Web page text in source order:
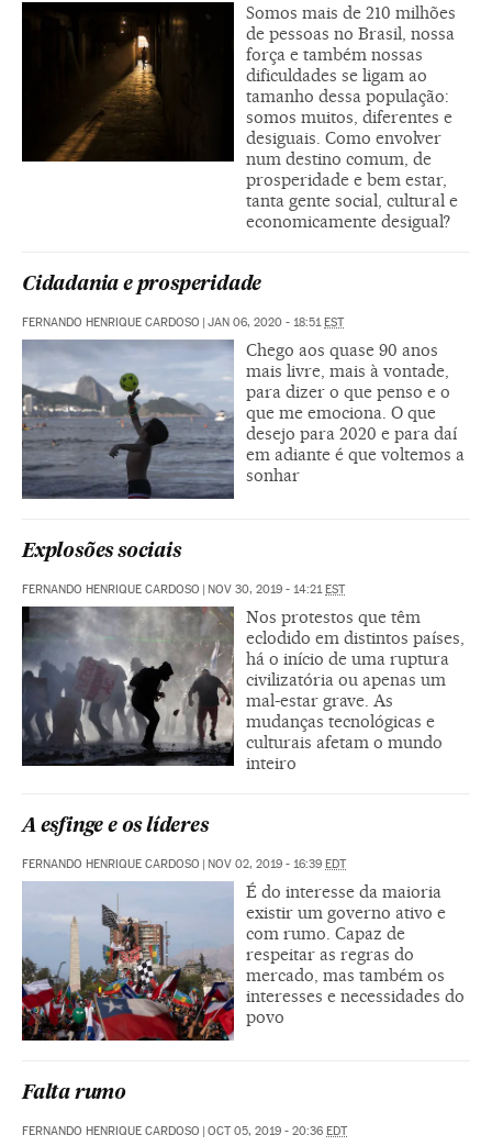
Somos mais de 210 milhões
de pessoas no Brasil, nossa
força e também nossas
dificuldades se ligam ao
tamanho dessa população:
somos muitos, diferentes e
desiguais. Como envolver
num destino comum, de
prosperidade e bem estar,
tanta gente social, cultural e
economicamente desigual?
Cidadania e prosperidade
FERNANDO HENRIQUE CARDOSO | JAN 06, 2020 - 18:51EST
Chego aos quase 90 anos
mais livre, mais à vontade,
para dizer o que penso e o
que me emociona. O que
desejo para 2020 e para daí
em adiante é que voltemos a
sonhar
Explosões sociais
FERNANDO HENRIQUE CARDOSO | NOV 30, 2019 - 14:21EST
Nos protestos que têm
eclodido em distintos países,
há o início de uma ruptura
civilizatória ou apenas um
mal-estar grave. As
mudanças tecnológicas e
culturais afetam o mundo
inteiro
A esfinge e os líderes
FERNANDO HENRIQUE CARDOSO | NOV 02, 2019 - 16:39 EDT
É do interesse da maioria
existir um governo ativo e
com rumo. Capaz de
respeitar as regras do
mercado, mas também os
interesses e necessidades do
povo
Falta rumo
FERNANDO HENRIQUE CARDOSO | OCT 05, 2019 - 20:36 EDT